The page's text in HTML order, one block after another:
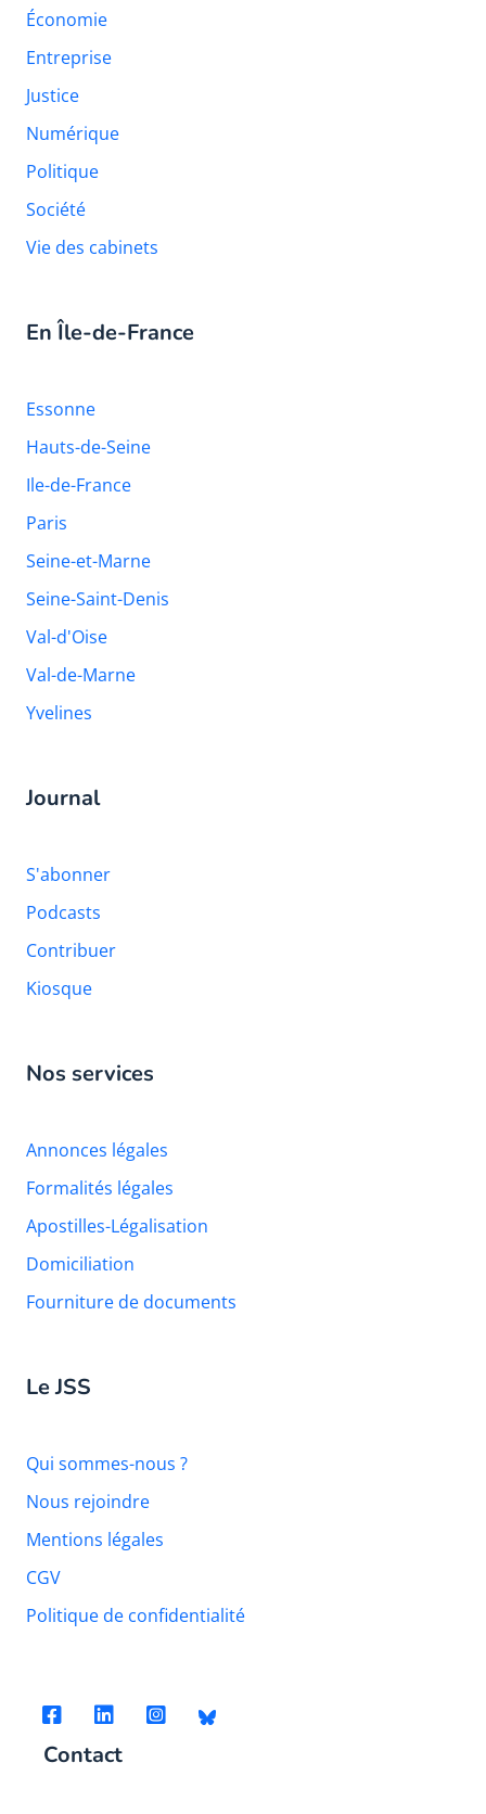
Économie
Entreprise
Justice
Numérique
Politique
Société
Vie des cabinets
En Île-de-France
Essonne
Hauts-de-Seine
Ile-de-France
Paris
Seine-et-Marne
Seine-Saint-Denis
Val-d'Oise
Val-de-Marne
Yvelines
Journal
S'abonner
Podcasts
Contribuer
Kiosque
Nos services
Annonces légales
Formalités légales
Apostilles-Légalisation
Domiciliation
Fourniture de documents
Le JSS
Qui sommes-nous ?
Nous rejoindre
Mentions légales
CGV
Politique de confidentialité
Contact